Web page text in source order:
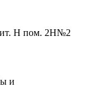
Н пом. 2Н№2